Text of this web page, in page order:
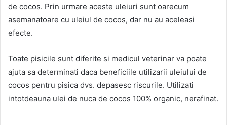
de cocos. Prin urmare aceste uleiuri sunt oarecum
asemanatoare cu uleiul de cocos, dar nu au aceleasi
efecte.
Toate pisicile sunt diferite si medicul veterinar va poate
ajuta sa determinati daca beneficiile utilizarii uleiului de
cocos pentru pisica dvs. depasesc riscurile. Utilizati
intotdeauna ulei de nuca de cocos 100% organic, nerafinat.